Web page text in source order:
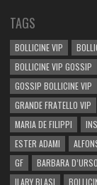
TAGS
BOLLICINE VIP
BOLLICINE VIP GOSSIP
GOSSIP BOLLICINE VIP
GRANDE FRATELLO VIP
MARIA DE FILIPPI
ESTER ADAMI
GF
BARBARA D’URSO
ILARY BLASI